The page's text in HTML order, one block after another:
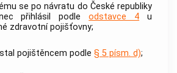
se po návratu do České republiky
přihlásil podleodstavce 4 u
zdravotní pojišťovny;
pojištěncem podle § 5 písm. d);